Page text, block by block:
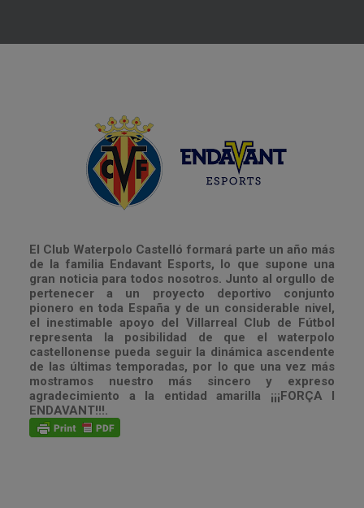
El Club Waterpolo Castelló formará parte un año más
de la familia Endavant Esports, lo que supone una
gran noticia para todos nosotros. Junto al orgullo de
pertenecer a un proyecto deportivo conjunto
pionero en toda España y de un considerable nivel,
el inestimable apoyo del Villarreal Club de Fútbol
representa la posibilidad de que el waterpolo
castellonense pueda seguir la dinámica ascendente
de las últimas temporadas, por lo que una vez más
mostramos nuestro más sincero y expreso
agradecimiento a la entidad amarilla ¡¡¡FORÇA I
ENDAVANT!!!.